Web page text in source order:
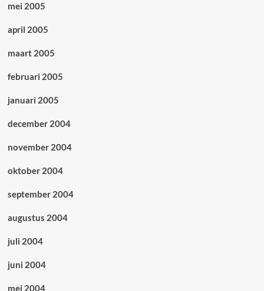
mei 2005
april 2005
maart 2005
februari 2005
januari 2005
december 2004
november 2004
oktober 2004
september 2004
augustus 2004
juli 2004
juni 2004
mei 2004